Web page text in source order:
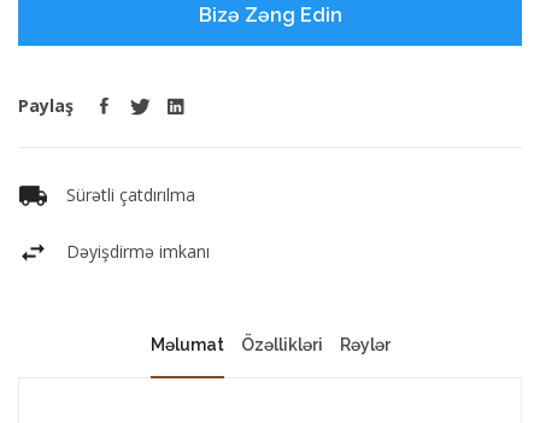
Bizə Zəng Edin
Paylaş
Sürətli çatdırılma
Dəyişdirmə imkanı
Məlumat Özəllikləri Rəylər